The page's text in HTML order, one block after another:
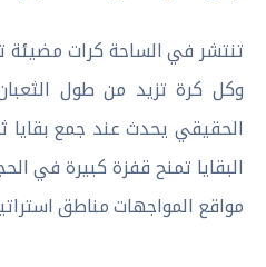
تنتشر في الساحة كرات مضيئة
وكل كرة تزيد من طول
الحقيقي يحدث عند جمع بقايا
البقايا تمنح قفزة كبيرة في
مواقع المواجهات مناطق